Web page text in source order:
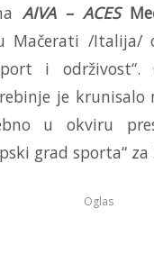
AIVA – ACES
Mačerati /Italija/
i održivost“.
je krunisalo
u okviru
grad sporta“
Oglas